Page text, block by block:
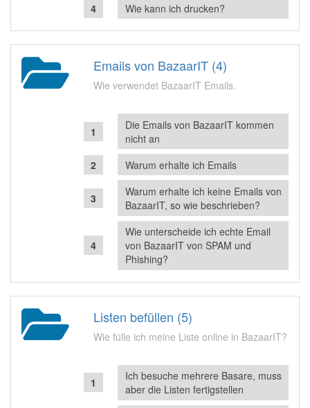
Wie kann ich drucken?
Emails von BazaarIT (4)
Wie verwendet BazaarIT Emails.
Die Emails von BazaarIT kommen
nicht an
Warum erhalte ich Emails
Warum erhalte ich keine Emails von
BazaarIT, so wie beschrieben?
Wie unterscheide ich echte Email
von BazaarIT von SPAM und
Phishing?
Listen befüllen (5)
Wie fülle ich meine Liste online in BazaarIT?
Ich besuche mehrere Basare, muss
aber die Listen fertigstellen